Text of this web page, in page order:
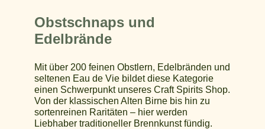
Obstschnaps und
Edelbrände
Mit über 200 feinen Obstlern, Edelbränden und
seltenen Eau de Vie bildet diese Kategorie
einen Schwerpunkt unseres Craft Spirits Shop.
Von der klassischen Alten Birne bis hin zu
sortenreinen Raritäten – hier werden
Liebhaber traditioneller Brennkunst fündig.